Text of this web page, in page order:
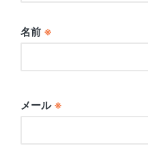
名前 ※
メール ※